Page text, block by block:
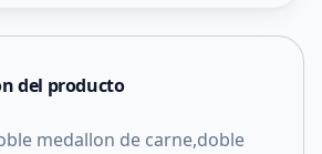
del producto
medallon de carne,doble